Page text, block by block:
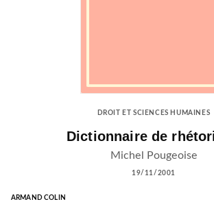
DROIT ET SCIENCES HUMAINES
Dictionnaire de
Michel Pougeoise
19/11/2001
ARMAND COLIN